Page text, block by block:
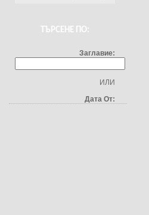
ТЪРСЕНЕ ПО:
Заглавие:
ИЛИ
Дата От: